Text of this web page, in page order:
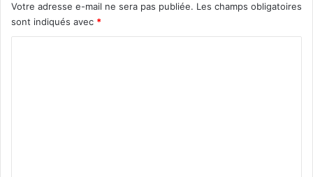
Votre adresse e-mail ne sera pas publiée. Les champs obligatoires
sont indiqués avec *